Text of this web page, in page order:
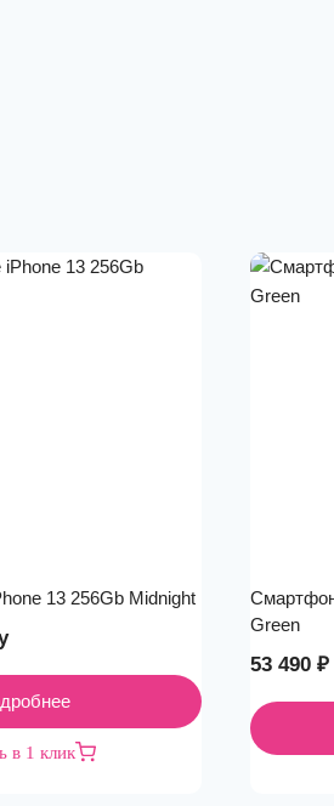
13 256Gb Midnight
в 1 клик
Green
53 490 ₽